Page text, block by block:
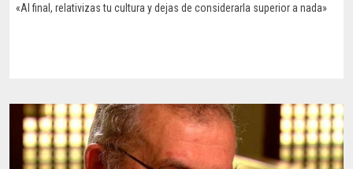
«Al final, relativizas tu cultura y dejas de considerarla superior a nada»
CONOCE SU HISTORIA